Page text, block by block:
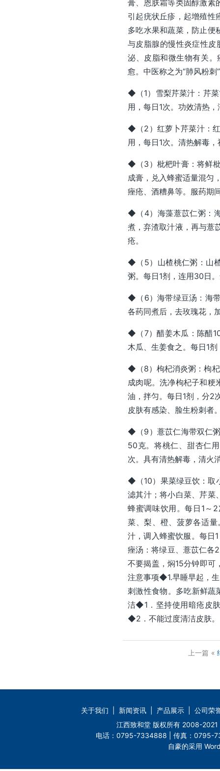
膏、恩肤霜等类固醇激素
引起疣状丘疹，起增殖性
多吃水果和蔬菜，防止便
与皮脂腺的慢性炎症性皮
泌、皮脂和微生物有关
愈。中医称之为“肺风粉刺
◆（1）雪梨芹菜汁：芹
用，每日1次。功效清热
◆（2）红萝卜芹菜汁：
用，每日1次。清热解毒
◆（3）枇杷叶膏：将鲜
成膏，兑入蜂蜜适量混匀
痤疮、酒糟鼻等。服药期
◆（4）海藻薏苡仁粥：
煮，弃渣取汁液，再与薏
疮。
◆（5）山楂桃仁粥：山
粥。每日1剂，连用30日
◆（6）海带绿豆汤：海
各药同煮后，去玫瑰花，
◆（7）醋姜木瓜：陈醋
木瓜、生姜食之。每日1
◆（8）枸杞消炎粥：枸
成肉呢。洗净枸杞子和粳
油，拌匀。每日1剂，分2
皮肤有感染、脸生粉刺者
◆（9）薏苡仁海带双仁
50克。将桃仁、甜杏仁
次。具有清热解毒，清火
◆（10）果菜绿豆饮：取
滤其汁；将小白菜、芹菜
蜂蜜调味饮用。每日1～
菜、梨、橙、菠萝各适
汁，调入蜂蜜饮服。每日
痤汤：将绿豆、薏苡仁各
不要揭盖，焖15分钟即
注意事项◆1.早睡早起，
刺激性食物。多吃新鲜
洁◆1．坚持使用暗疮皮
◆2．不能过度清洁皮肤
上一篇 «
关于我们 新闻资讯 产品展示
公司荣
江西致和堂 版权所有 2008-
电话：0795-7334888 | 传真：0795-
自豪的采用